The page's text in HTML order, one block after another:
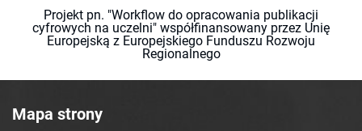
Projekt pn. "Workflow do opracowania publikacji
cyfrowych na uczelni" współfinansowany przez Unię
Europejską z Europejskiego Funduszu Rozwoju
Regionalnego
Mapa strony